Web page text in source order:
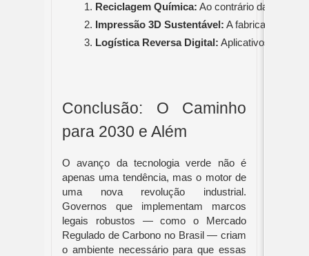
Reciclagem Química: Ao contrário da
Impressão 3D Sustentável: A fabricação
Logística Reversa Digital: Aplicativos e
Conclusão: O Caminho
para 2030 e Além
O avanço da tecnologia verde não é
apenas uma tendência, mas o motor de
uma nova revolução industrial.
Governos que implementam marcos
legais robustos — como o Mercado
Regulado de Carbono no Brasil — criam
o ambiente necessário para que essas